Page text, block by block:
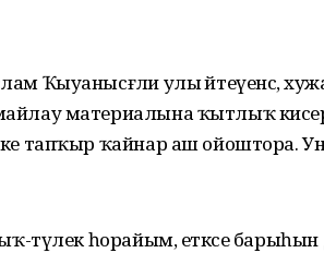
Ҡыуанысғәли улы әйтеүенсә,
материалына ҡытлыҡ
тапҡыр ҡайнар аш ойоштора.
түлек һорайым, етәксе